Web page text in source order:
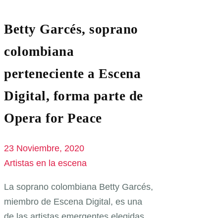
Betty Garcés, soprano
colombiana
perteneciente a Escena
Digital, forma parte de
Opera for Peace
23 Noviembre, 2020
Artistas en la escena
La soprano colombiana Betty Garcés,
miembro de Escena Digital, es una